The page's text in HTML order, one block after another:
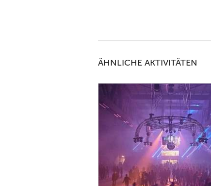
ÄHNLICHE AKTIVITÄTEN